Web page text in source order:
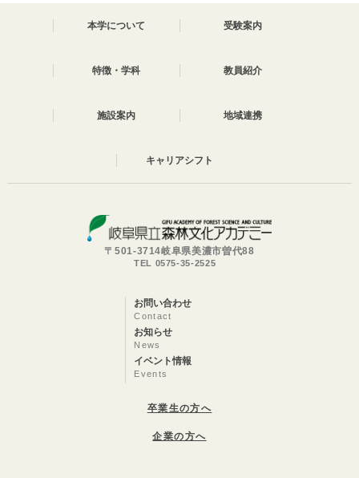
本学について 受験案内
特徴・学科 教員紹介
施設案内 地域連携
キャリアシフト
〒501-3714岐阜県美濃市曽代88
TEL 0575-35-2525
お問い合わせ
Contact
お知らせ
News
イベント情報
Events
卒業生の方へ
企業の方へ